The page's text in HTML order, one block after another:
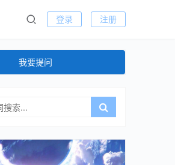
登录 注册
我要提问